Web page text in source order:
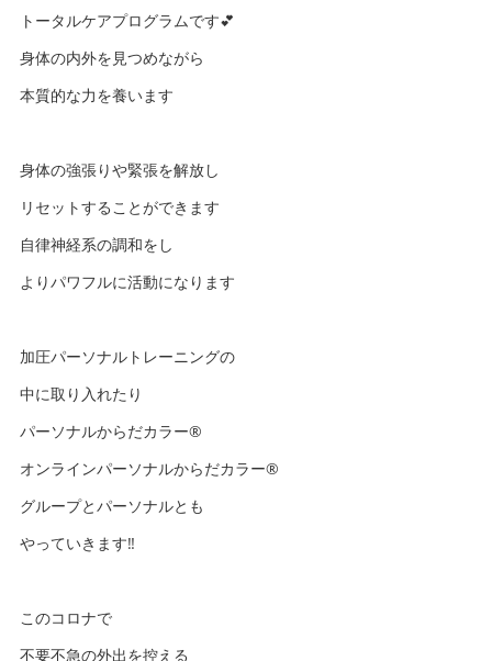
トータルケアプログラムです💕
身体の内外を見つめながら
本質的な力を養います
身体の強張りや緊張を解放し
リセットすることができます
自律神経系の調和をし
よりパワフルに活動になります
加圧パーソナルトレーニングの
中に取り入れたり
パーソナルからだカラー®️
オンラインパーソナルからだカラー®️
グループとパーソナルとも
やっていきます‼️
このコロナで
不要不急の外出を控える